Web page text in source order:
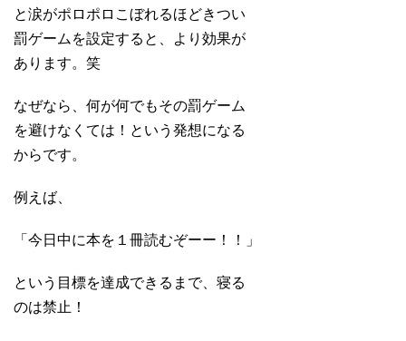
と涙がポロポロこぼれるほどきつい
罰ゲームを設定すると、より効果が
あります。笑
なぜなら、何が何でもその罰ゲーム
を避けなくては！という発想になる
からです。
例えば、
「今日中に本を１冊読むぞーー！！」
という目標を達成できるまで、寝る
のは禁止！